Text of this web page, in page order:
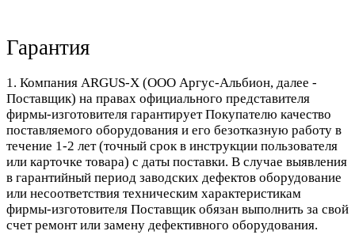
Гарантия
1. Компания ARGUS-X (ООО Аргус-Альбион, далее -
Поставщик) на правах официального представителя
фирмы-изготовителя гарантирует Покупателю качество
поставляемого оборудования и его безотказную работу в
течение 1-2 лет (точный срок в инструкции пользователя
или карточке товара) с даты поставки. В случае выявления
в гарантийный период заводских дефектов оборудование
или несоответствия техническим характеристикам
фирмы-изготовителя Поставщик обязан выполнить за свой
счет ремонт или замену дефективного оборудования.